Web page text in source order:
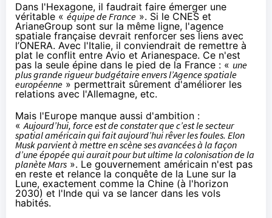
Dans l'Hexagone, il faudrait faire émerger une
véritable « équipe de France ». Si le CNES et
ArianeGroup sont sur la même ligne, l'agence
spatiale française devrait renforcer ses liens avec
l’ONERA. Avec l'Italie, il conviendrait de remettre à
plat le conflit entre Avio et Arianespace. Ce n'est
pas la seule épine dans le pied de la France : « une
plus grande rigueur budgétaire envers l’Agence spatiale
européenne » permettrait sûrement d'améliorer les
relations avec l'Allemagne, etc.
Mais l'Europe manque aussi d'ambition :
«Aujourd’hui, force est de constater que c’est le secteur
spatial américain qui fait aujourd’hui rêver les foules. Elon
Musk parvient à mettre en scène ses avancées à la façon
d’une épopée qui aurait pour but ultime la colonisation de la
planète Mars ». Le gouvernement américain n'est pas
en reste et relance la conquête de la Lune sur la
Lune, exactement comme la Chine (à l'horizon
2030) et l'Inde qui va se lancer dans les vols
habités.